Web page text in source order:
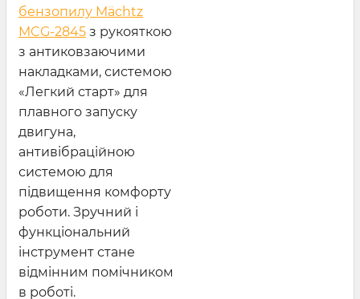
бензопилу Mächtz
MCG-2845 з рукояткою
з антиковзаючими
накладками, системою
«Легкий старт» для
плавного запуску
двигуна,
антивібраційною
системою для
підвищення комфорту
роботи. Зручний і
функціональний
інструмент стане
відмінним помічником
в роботі.